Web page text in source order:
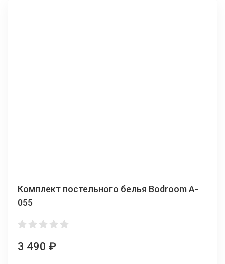
Комплект постельного белья Bodroom A-
055
3 490 ₽